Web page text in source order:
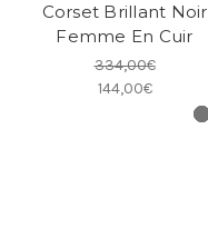
Corset Brillant Noir
Femme En Cuir
334,00€
144,00€